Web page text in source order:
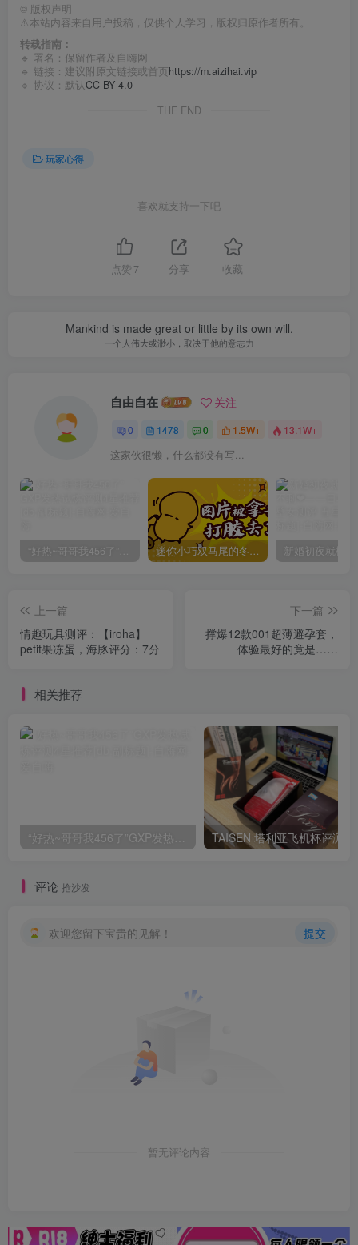
© 版权声明
⚠️本站内容来自用户投稿，仅供个人学习，版权归原作者所有。
转载指南：
🔹 署名：保留作者及 自嗨网
🔹 链接：建议附原文链接或首页https://m.aizihai.vip
🔹 协议：默认CC BY 4.0
THE END
玩家心得
喜欢就支持一下吧
点赞 7 分享 收藏
Mankind is made great or little by its own will.
一个人伟大或渺小，取决于他的意志力
自由自在 关注
0 1478 0 1.5W+ 13.1W+
这家伙很懒，什么都没有写...
“好热~哥哥我456了”GXP发热试炼评测4星推荐[db:副标题] 迷你小巧双马尾的冬爱琴音写真分享，虎牙妹妹YYDS!
上一篇
情趣玩具测评：【iroha】
petit果冻蛋，海豚评分：7分
下一篇
撑爆12款001超薄避孕套，
体验最好的竟是……
相关推荐
评论 抢沙发
欢迎您留下宝贵的见解！ 提交
暂无评论内容